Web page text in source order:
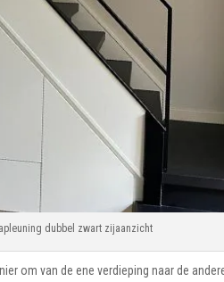
dubbel zwart zijaanzicht
om van de ene verdieping naar de